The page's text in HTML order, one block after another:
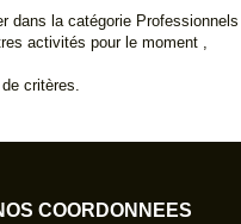
dans la catégorie Professionnels
activités pour le moment ,
critères.
COORDONNÉES